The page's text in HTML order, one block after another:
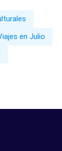
en Julio